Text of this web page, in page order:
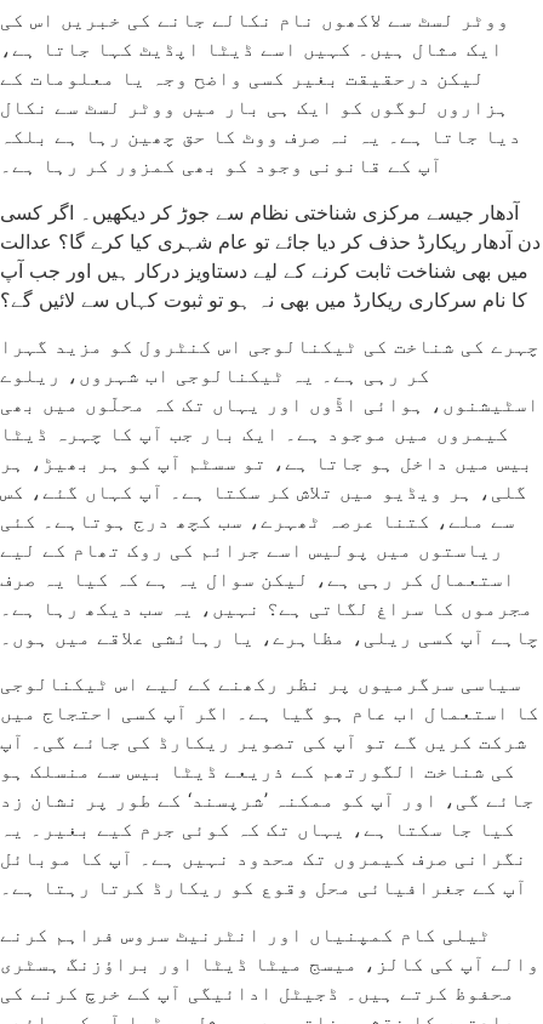
ووٹر لسٹ سے لاکھوں نام نکالے جانے کی خبریں اس کی
ایک مثال ہیں۔ کہیں اسے ڈیٹا اپڈیٹ کہا جاتا ہے،
لیکن درحقیقت بغیر کسی واضح وجہ یا معلومات کے
ہزاروں لوگوں کو ایک ہی بار میں ووٹر لسٹ سے نکال
دیا جاتا ہے۔ یہ نہ صرف ووٹ کا حق چھین رہا ہے بلکہ
آپ کے قانونی وجود کو بھی کمزور کر رہا ہے۔
آدھار جیسے مرکزی شناختی نظام سے جوڑ کر دیکھیں۔ اگر کسی
دن آدھار ریکارڈ حذف کر دیا جائے تو عام شہری کیا کرے گا؟ عدالت
میں بھی شناخت ثابت کرنے کے لیے دستاویز درکار ہیں اور جب آپ
کا نام سرکاری ریکارڈ میں بھی نہ ہو تو ثبوت کہاں سے لائیں گے؟
چہرے کی شناخت کی ٹیکنالوجی اس کنٹرول کو مزید گہرا
کر رہی ہے۔ یہ ٹیکنالوجی اب شہروں، ریلوے
اسٹیشنوں، ہوائی اڈّوں اور یہاں تک کہ محلّوں میں بھی
کیمروں میں موجود ہے۔ ایک بار جب آپ کا چہرہ ڈیٹا
بیس میں داخل ہو جاتا ہے، تو سسٹم آپ کو ہر بھیڑ، ہر
گلی، ہر ویڈیو میں تلاش کر سکتا ہے۔ آپ کہاں گئے، کس
سے ملے، کتنا عرصہ ٹھہرے، سب کچھ درج ہوتاہے۔ کئی
ریاستوں میں پولیس اسے جرائم کی روک تھام کے لیے
استعمال کر رہی ہے، لیکن سوال یہ ہے کہ کیا یہ صرف
مجرموں کا سراغ لگاتی ہے؟ نہیں، یہ سب دیکھ رہا ہے۔
چاہے آپ کسی ریلی، مظاہرے، یا رہائشی علاقے میں ہوں۔
سیاسی سرگرمیوں پر نظر رکھنے کے لیے اس ٹیکنالوجی
کا استعمال اب عام ہو گیا ہے۔ اگر آپ کسی احتجاج میں
شرکت کریں گے تو آپ کی تصویر ریکارڈ کی جائے گی۔ آپ
کی شناخت الگورتھم کے ذریعے ڈیٹا بیس سے منسلک ہو
جائے گی، اور آپ کو ممکنہ ’شرپسند‘ کے طور پر نشان زد
کیا جا سکتا ہے، یہاں تک کہ کوئی جرم کیے بغیر۔ یہ
نگرانی صرف کیمروں تک محدود نہیں ہے۔ آپ کا موبائل
آپ کے جغرافیائی محل وقوع کو ریکارڈ کرتا رہتا ہے۔
ٹیلی کام کمپنیاں اور انٹرنیٹ سروس فراہم کرنے
والے آپ کی کالز، میسج میٹا ڈیٹا اور براؤزنگ ہسٹری
محفوظ کرتے ہیں۔ ڈجیٹل ادائیگی آپ کے خرچ کرنے کی